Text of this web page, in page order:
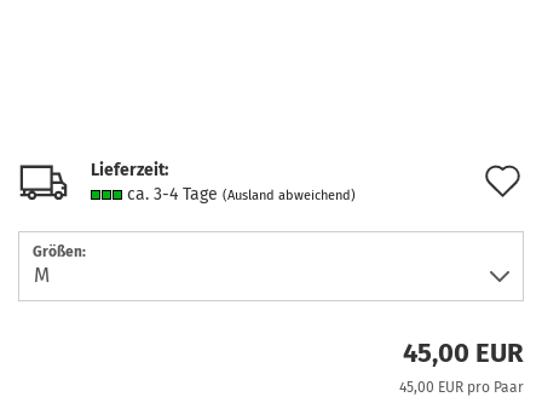
Lieferzeit:
ca. 3-4 Tage (Ausland abweichend)
Größen:
45,00 EUR
45,00 EUR pro Paar